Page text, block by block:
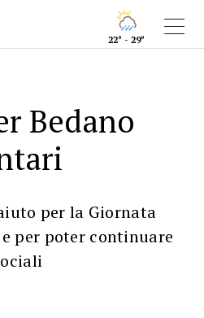
22° - 29°
Bedano
per la Giornata
per poter continuare